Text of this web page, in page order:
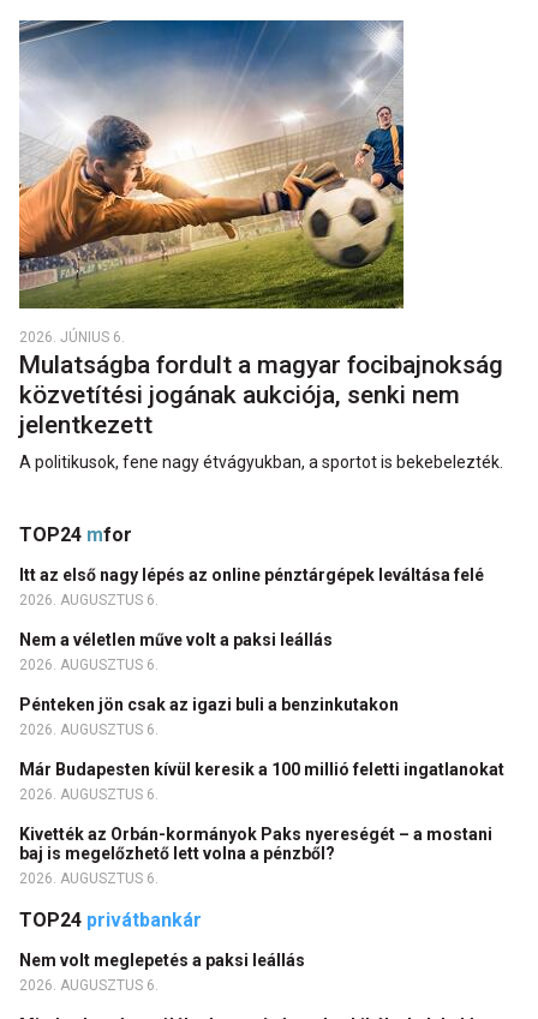
2026. JÚNIUS 6.
Mulatságba fordult a magyar focibajnokság
közvetítési jogának aukciója, senki nem
jelentkezett
A politikusok, fene nagy étvágyukban, a sportot is bekebelezték.
TOP24 mfor
Itt az első nagy lépés az online pénztárgépek leváltása felé
2026. AUGUSZTUS 6.
Nem a véletlen műve volt a paksi leállás
2026. AUGUSZTUS 6.
Pénteken jön csak az igazi buli a benzinkutakon
2026. AUGUSZTUS 6.
Már Budapesten kívül keresik a 100 millió feletti ingatlanokat
2026. AUGUSZTUS 6.
Kivették az Orbán-kormányok Paks nyereségét – a mostani
baj is megelőzhető lett volna a pénzből?
2026. AUGUSZTUS 6.
TOP24 privátbankár
Nem volt meglepetés a paksi leállás
2026. AUGUSZTUS 6.